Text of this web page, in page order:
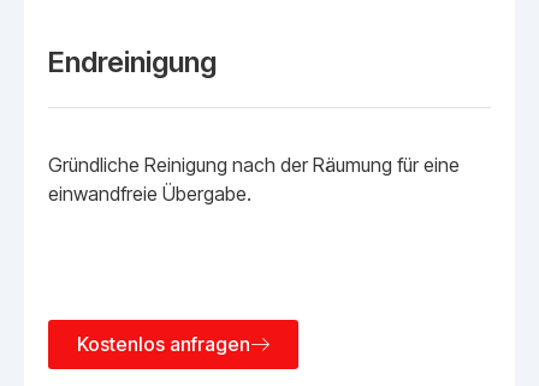
Endreinigung
Gründliche Reinigung nach der Räumung für eine
einwandfreie Übergabe.
Kostenlos anfragen